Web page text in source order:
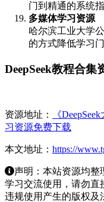
门到精通的系统
多媒体学习资源
哈尔滨工业大学
的方式降低学习
DeepSeek教程合集
资源地址：
《
习资源免费下载
本文地址： https://
声明：本站资源均整
学习交流使用，请勿直
违规使用产生的版权及